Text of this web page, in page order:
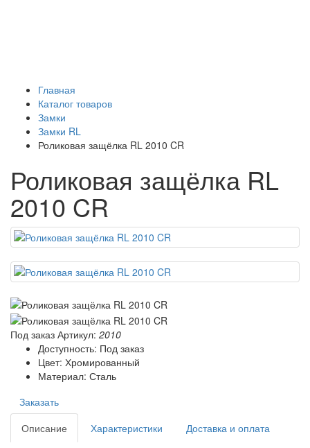
Главная
Каталог товаров
Замки
Замки RL
Роликовая защёлка RL 2010 CR
Роликовая защёлка RL
2010 CR
Под заказ Артикул: 2010
Доступность: Под заказ
Цвет: Хромированный
Материал: Сталь
Заказать
Описание
Характеристики Доставка и оплата